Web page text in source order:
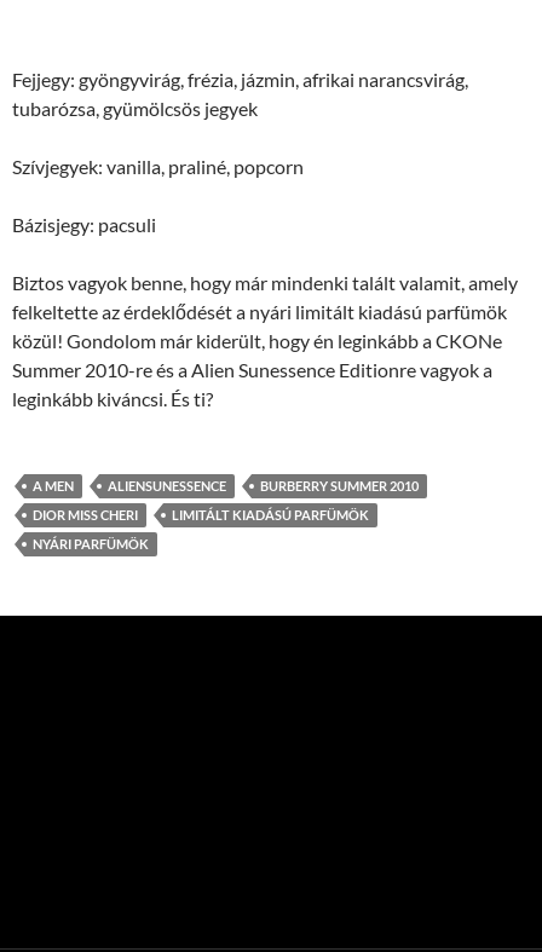
Fejjegy: gyöngyvirág, frézia, jázmin, afrikai narancsvirág,
tubarózsa, gyümölcsös jegyek
Szívjegyek: vanilla, praliné, popcorn
Bázisjegy: pacsuli
Biztos vagyok benne, hogy már mindenki talált valamit, amely
felkeltette az érdeklődését a nyári limitált kiadású parfümök
közül! Gondolom már kiderült, hogy én leginkább a CKONe
Summer 2010-re és a Alien Sunessence Editionre vagyok a
leginkább kiváncsi. És ti?
A MEN ALIENSUNESSENCE
BURBERRY SUMMER 2010
DIOR MISS CHERI
LIMITÁLT KIADÁSÚ PARFÜMÖK
NYÁRI PARFÜMÖK